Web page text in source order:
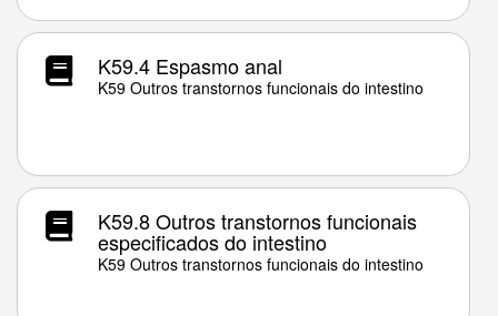
K59.4 Espasmo anal
K59 Outros transtornos funcionais do intestino
K59.8 Outros transtornos funcionais
especificados do intestino
K59 Outros transtornos funcionais do intestino